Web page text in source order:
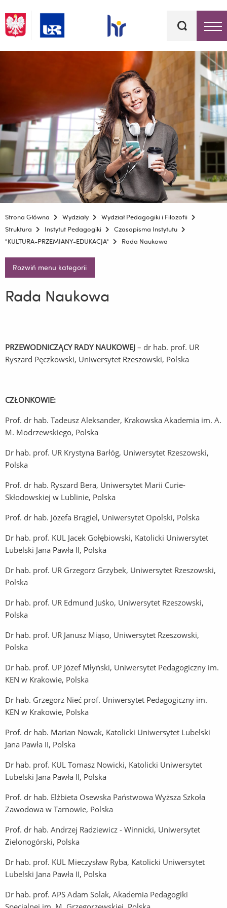
kluczowe
Strona Główna Wydziały
Wydział Pedagogiki i Filozofii
Struktura
Instytut Pedagogiki
Czasopisma Instytutu
"KULTURA-PRZEMIANY-EDUKACJA"
Rada Naukowa
Rozwiń menu kategorii
Rada Naukowa
PRZEWODNICZĄCY RADY NAUKOWEJ – dr hab. prof. UR
Ryszard Pęczkowski, Uniwersytet Rzeszowski, Polska
CZŁONKOWIE:
Prof. dr hab. Tadeusz Aleksander, Krakowska Akademia im. A.
M. Modrzewskiego, Polska
Dr hab. prof. UR Krystyna Barłóg, Uniwersytet Rzeszowski,
Polska
Prof. dr hab. Ryszard Bera, Uniwersytet Marii Curie-
Skłodowskiej w Lublinie, Polska
Prof. dr hab. Józefa Brągiel, Uniwersytet Opolski, Polska
Dr hab. prof. KUL Jacek Gołębiowski, Katolicki Uniwersytet
Lubelski Jana Pawła II, Polska
Dr hab. prof. UR Grzegorz Grzybek, Uniwersytet Rzeszowski,
Polska
Dr hab. prof. UR Edmund Juśko, Uniwersytet Rzeszowski,
Polska
Dr hab. prof. UR Janusz Miąso, Uniwersytet Rzeszowski,
Polska
Dr hab. prof. UP Józef Młyński, Uniwersytet Pedagogiczny im.
KEN w Krakowie, Polska
Dr hab. Grzegorz Nieć prof. Uniwersytet Pedagogiczny im.
KEN w Krakowie, Polska
Prof. dr hab. Marian Nowak, Katolicki Uniwersytet Lubelski
Jana Pawła II, Polska
Dr hab. prof. KUL Tomasz Nowicki, Katolicki Uniwersytet
Lubelski Jana Pawła II, Polska
Prof. dr hab. Elżbieta Osewska Państwowa Wyższa Szkoła
Zawodowa w Tarnowie, Polska
Prof. dr hab. Andrzej Radziewicz - Winnicki, Uniwersytet
Zielonogórski, Polska
Dr hab. prof. KUL Mieczysław Ryba, Katolicki Uniwersytet
Lubelski Jana Pawła II, Polska
Dr hab. prof. APS Adam Solak, Akademia Pedagogiki